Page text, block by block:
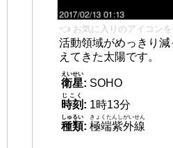
👈 お気に入りのアイコンを
活動領域がめっきり
えてきた太陽です。
衛星
えいせい
: SOHO
時刻
じこく
: 1時13分
種類
しゅるい
: 極端紫外線
きょくたんしがいせん